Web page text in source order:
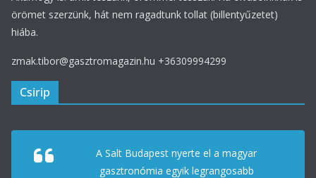
örömet szerzünk, hát nem ragadtunk tollat (billentyűzetet)
hiába.
zmak.tibor@gasztromagazin.hu +36309994299
Csirip
A Salt Budapest nyerte el a magyar
gasztronómia egyik legrangosabb